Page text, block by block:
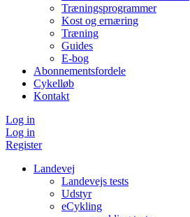
Træningsprogrammer
Kost og ernæring
Træning
Guides
E-bog
Abonnementsfordele
Cykelløb
Kontakt
Log in
Log in
Register
Landevej
Landevejs tests
Udstyr
eCykling